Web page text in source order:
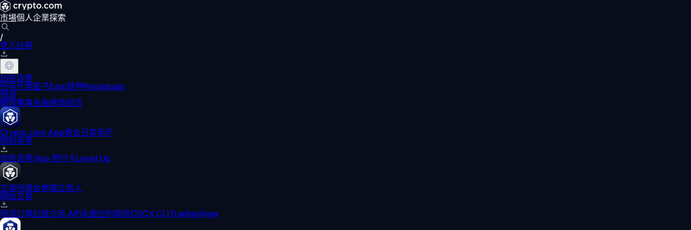
市場個人企業探索
/
登入註冊
加密貨幣
所有代幣籃子Earn質押Perpetuals
預測
體育賽事金融選舉經濟
Crypto.com App適合日常用戶
開始使用
加密貨幣Visa 預付卡Level Up
交易所適合進階交易人
開始交易
現貨訂單記錄交易 API永續合約期貨CDCX CLITradingView